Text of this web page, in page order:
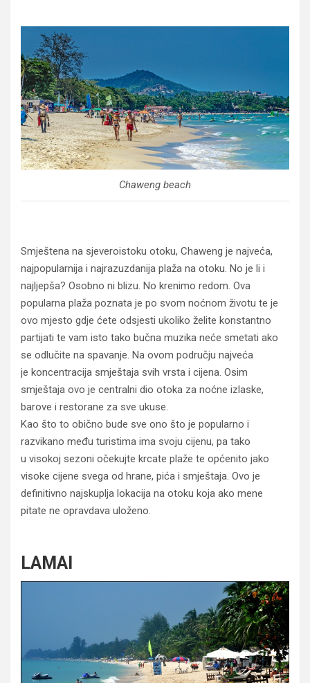
Chaweng beach
Smještena na sjeveroistoku otoku, Chaweng je najveća,
najpopularnija i najrazuzdanija plaža na otoku. No je li i
najljepša? Osobno ni blizu. No krenimo redom. Ova
popularna plaža poznata je po svom noćnom životu te je
ovo mjesto gdje ćete odsjesti ukoliko želite konstantno
partijati te vam isto tako bučna muzika neće smetati ako
se odlučite na spavanje. Na ovom području najveća
je koncentracija smještaja svih vrsta i cijena. Osim
smještaja ovo je centralni dio otoka za noćne izlaske,
barove i restorane za sve ukuse.
Kao što to obično bude sve ono što je popularno i
razvikano među turistima ima svoju cijenu, pa tako
u visokoj sezoni očekujte krcate plaže te općenito jako
visoke cijene svega od hrane, pića i smještaja. Ovo je
definitivno najskuplja lokacija na otoku koja ako mene
pitate ne opravdava uloženo.
LAMAI